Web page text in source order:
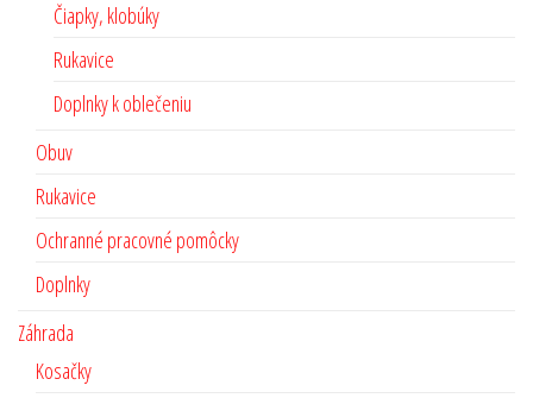
Čiapky, klobúky
Rukavice
Doplnky k oblečeniu
Obuv
Rukavice
Ochranné pracovné pomôcky
Doplnky
Záhrada
Kosačky